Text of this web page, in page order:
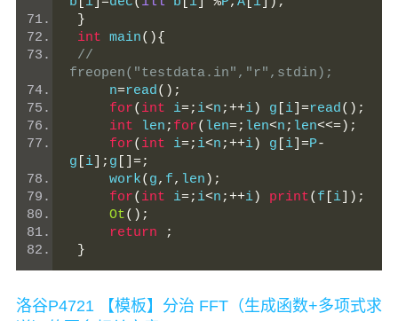
}
int main(){
//
freopen("testdata.in","r",stdin);
     n
=read();
for( int i=; i<n ;++i) g i ]=read();
int len ; for( len=; len<n ; len<<=);
for( int i=; i<n ;++i) g i ]=P-
g
i ]; g []=;
     work
( g, f, len );
for( int i=; i<n ;++i) print( f i ]);
Ot();
return
;
}
洛谷P4721 【模板】分治 FFT（生成函数+多项式求